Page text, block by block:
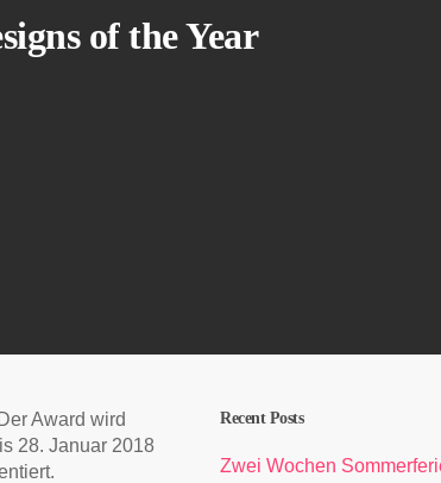
of the Year
Award wird
28. Januar 2018
Recent Posts
Zwei Wochen